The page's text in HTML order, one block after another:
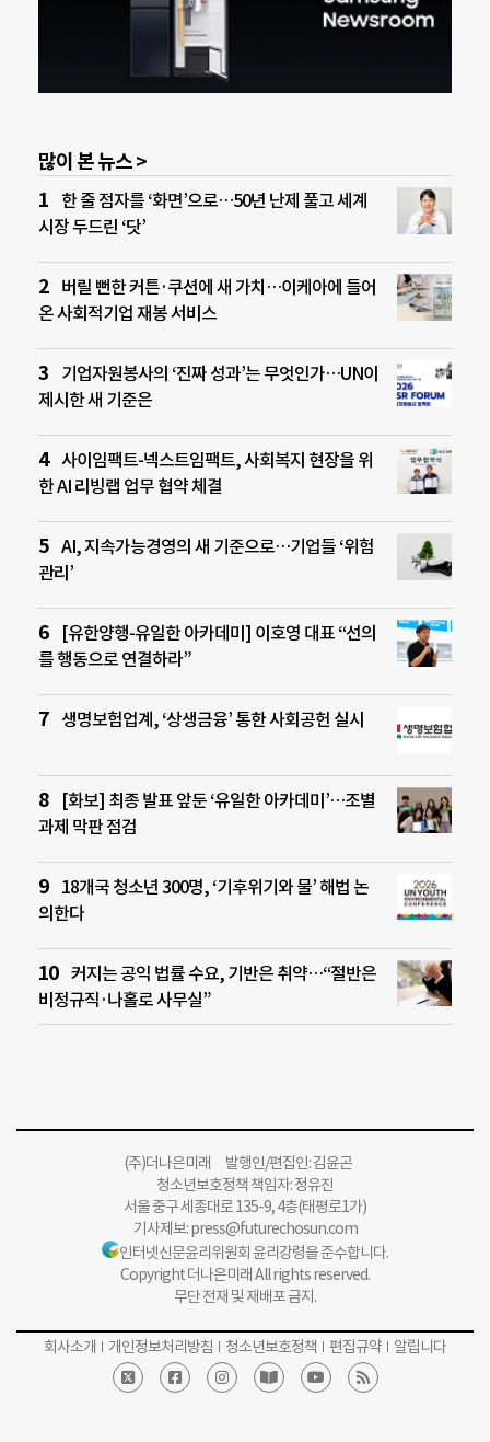
많이 본 뉴스 >
한 줄 점자를 ‘화면’으로…50년 난제 풀고 세계
시장 두드린 ‘닷’
버릴 뻔한 커튼·쿠션에 새 가치…이케아에 들어
온 사회적기업 재봉 서비스
기업자원봉사의 ‘진짜 성과’는 무엇인가…UN이
제시한 새 기준은
사이임팩트-넥스트임팩트, 사회복지 현장을 위
한 AI 리빙랩 업무 협약 체결
AI, 지속가능경영의 새 기준으로…기업들 ‘위험
관리’
[유한양행-유일한 아카데미] 이호영 대표 “선의
를 행동으로 연결하라”
생명보험업계, ‘상생금융’ 통한 사회공헌 실시
[화보] 최종 발표 앞둔 ‘유일한 아카데미’…조별
과제 막판 점검
18개국 청소년 300명, ‘기후위기와 물’ 해법 논
의한다
커지는 공익 법률 수요, 기반은 취약…“절반은
비정규직·나홀로 사무실”
(주)더나은미래 발행인/편집인: 김윤곤
청소년보호정책 책임자: 정유진
서울 중구 세종대로 135-9, 4층(태평로1가)
기사제보:press@futurechosun.com
인터넷신문윤리위원회 윤리강령을 준수합니다.
Copyright 더나은미래 All rights reserved.
무단 전재 및 재배포 금지.
회사소개 개인정보처리방침 청소년보호정책 편집규약 알립니다